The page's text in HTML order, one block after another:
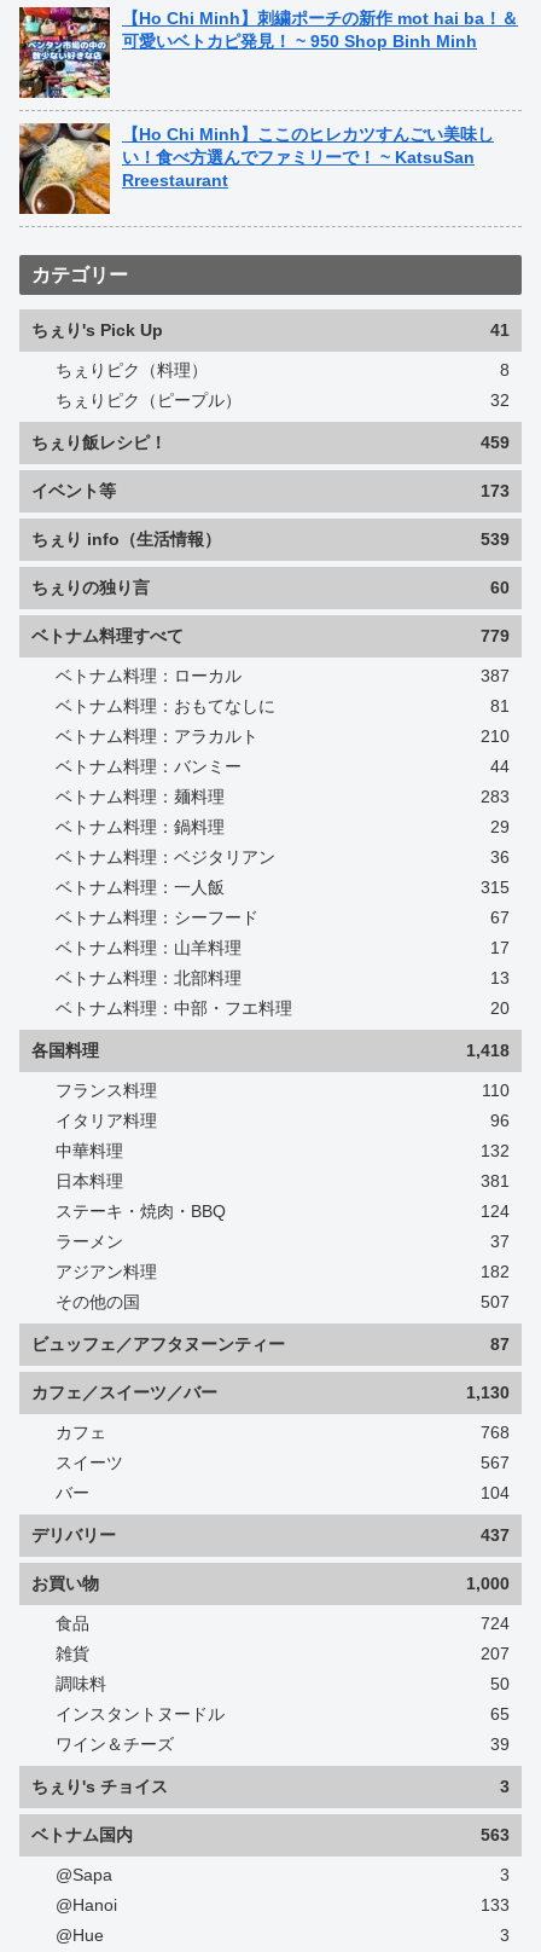
【Ho Chi Minh】刺繍ポーチの新作 mot hai ba！＆
可愛いベトカピ発見！ ~ 950 Shop Binh Minh
【Ho Chi Minh】ここのヒレカツすんごい美味し
い！食べ方選んでファミリーで！ ~ KatsuSan
Rreestaurant
カテゴリー
ちぇり's Pick Up 41
ちぇりピク（料理）
8
ちぇりピク（ピープル）
32
ちぇり飯レシピ！ 459
イベント等 173
ちぇり info（生活情報） 539
ちぇりの独り言 60
ベトナム料理すべて 779
ベトナム料理：ローカル
387
ベトナム料理：おもてなしに
81
ベトナム料理：アラカルト
210
ベトナム料理：バンミー
44
ベトナム料理：麺料理
283
ベトナム料理：鍋料理
29
ベトナム料理：ベジタリアン
36
ベトナム料理：一人飯
315
ベトナム料理：シーフード
67
ベトナム料理：山羊料理
17
ベトナム料理：北部料理
13
ベトナム料理：中部・フエ料理
20
各国料理 1,418
フランス料理
110
イタリア料理
96
中華料理
132
日本料理
381
ステーキ・焼肉・BBQ
124
ラーメン
37
アジアン料理
182
その他の国
507
ビュッフェ／アフタヌーンティー 87
カフェ／スイーツ／バー 1,130
カフェ
768
スイーツ
567
バー
104
デリバリー 437
お買い物 1,000
食品
724
雑貨
207
調味料
50
インスタントヌードル
65
ワイン＆チーズ
39
ちぇり's チョイス 3
ベトナム国内 563
@Sapa
3
@Hanoi
133
@Hue
3